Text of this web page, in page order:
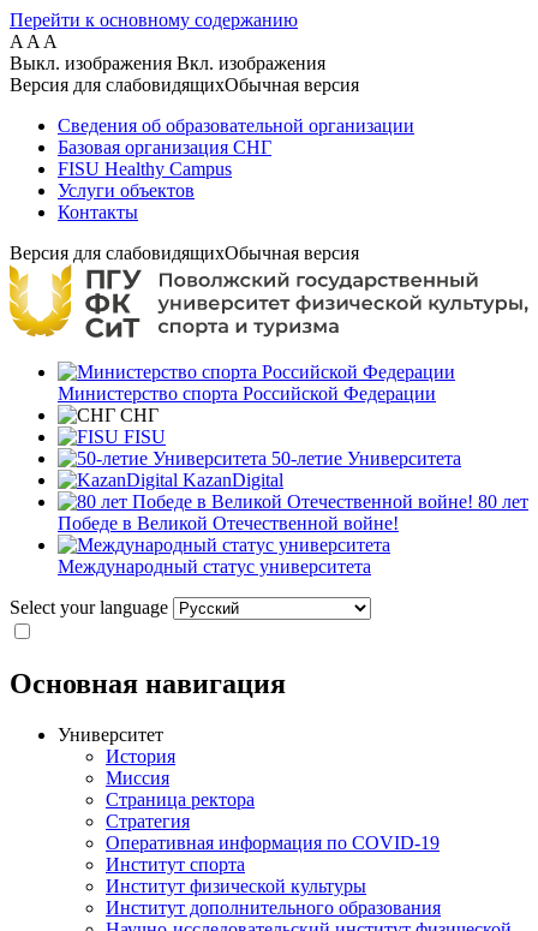
Перейти к основному содержанию
A A A
Выкл. изображения Вкл. изображения
Версия для слабовидящихОбычная версия
Сведения об образовательной организации
Базовая организация СНГ
FISU Healthy Campus
Услуги объектов
Контакты
Версия для слабовидящихОбычная версия
Министерство спорта Российской Федерации
СНГ
FISU
50-летие Университета
KazanDigital
80 лет
Победе в Великой Отечественной войне!
Международный статус университета
Select your language
Основная навигация
Университет
История
Миссия
Страница ректора
Стратегия
Оперативная информация по COVID-19
Институт спорта
Институт физической культуры
Институт дополнительного образования